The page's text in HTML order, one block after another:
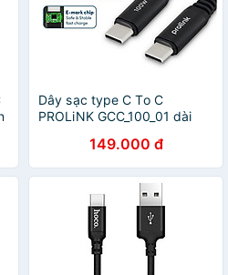
Dây sạc type C To C
PROLiNK GCC_100_01 dài
dành cho iPad, Macbook,
Laptop, Samsung - Hàng
chính hãng
149.000 đ